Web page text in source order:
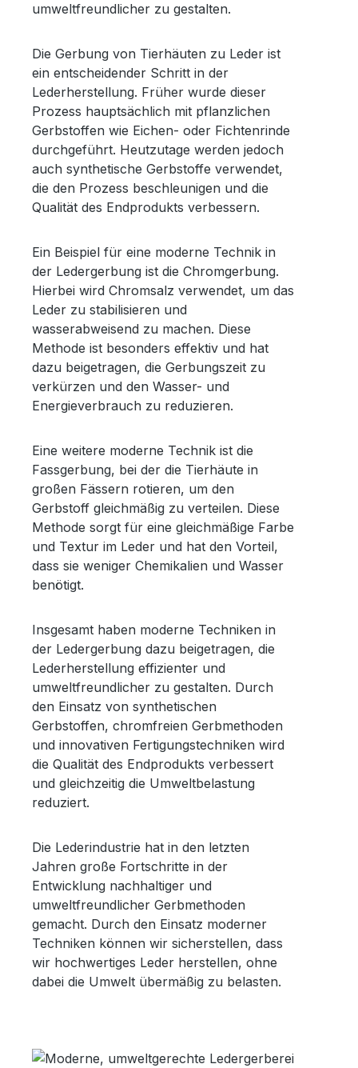
umweltfreundlicher zu gestalten.
Die Gerbung von Tierhäuten zu Leder ist
ein entscheidender Schritt in der
Lederherstellung. Früher wurde dieser
Prozess hauptsächlich mit pflanzlichen
Gerbstoffen wie Eichen- oder Fichtenrinde
durchgeführt. Heutzutage werden jedoch
auch synthetische Gerbstoffe verwendet,
die den Prozess beschleunigen und die
Qualität des Endprodukts verbessern.
Ein Beispiel für eine moderne Technik in
der Ledergerbung ist die Chromgerbung.
Hierbei wird Chromsalz verwendet, um das
Leder zu stabilisieren und
wasserabweisend zu machen. Diese
Methode ist besonders effektiv und hat
dazu beigetragen, die Gerbungszeit zu
verkürzen und den Wasser- und
Energieverbrauch zu reduzieren.
Eine weitere moderne Technik ist die
Fassgerbung, bei der die Tierhäute in
großen Fässern rotieren, um den
Gerbstoff gleichmäßig zu verteilen. Diese
Methode sorgt für eine gleichmäßige Farbe
und Textur im Leder und hat den Vorteil,
dass sie weniger Chemikalien und Wasser
benötigt.
Insgesamt haben moderne Techniken in
der Ledergerbung dazu beigetragen, die
Lederherstellung effizienter und
umweltfreundlicher zu gestalten. Durch
den Einsatz von synthetischen
Gerbstoffen, chromfreien Gerbmethoden
und innovativen Fertigungstechniken wird
die Qualität des Endprodukts verbessert
und gleichzeitig die Umweltbelastung
reduziert.
Die Lederindustrie hat in den letzten
Jahren große Fortschritte in der
Entwicklung nachhaltiger und
umweltfreundlicher Gerbmethoden
gemacht. Durch den Einsatz moderner
Techniken können wir sicherstellen, dass
wir hochwertiges Leder herstellen, ohne
dabei die Umwelt übermäßig zu belasten.